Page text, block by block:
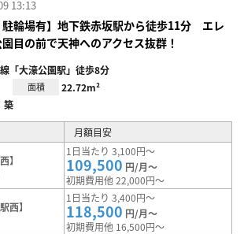
13:13
駐輪場有】地下鉄赤坂駅から徒歩11分 エレ
目の前で天神へのアクセス抜群！
「大濠公園駅」徒歩8分
面積 22.72m²
築
月額目安
】
1日当たり 3,100円～
109,500 円/月～
初期費用他 22,000円～
西】
1日当たり 3,400円～
118,500 円/月～
初期費用他 16,500円～